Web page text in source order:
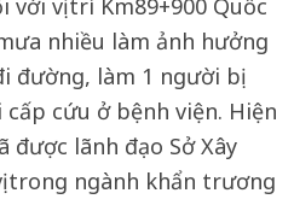
nhiều làm ảnh hưởng
đường, làm 1 người bị
cứu ở bệnh viện. Hiện
được lãnh đạo Sở Xây
trong ngành khẩn trương